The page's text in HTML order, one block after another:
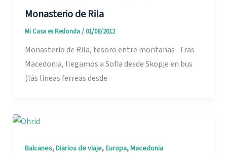
Monasterio de Rila
Mi Casa es Redonda/ 01/08/2012
Monasterio de Rila, tesoro entre montañas Tras
Macedonia, llegamos a Sofia desde Skopje en bus
(lás líneas ferreas desde
Balcanes,Diarios de viaje,Europa,Macedonia